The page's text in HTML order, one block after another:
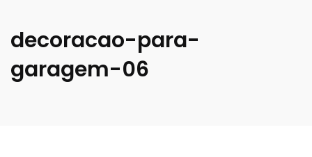
decoracao-para-
garagem-06